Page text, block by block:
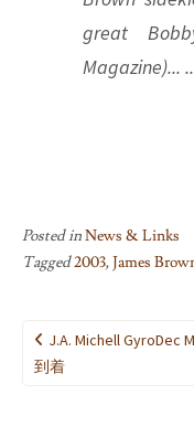
great
Magazine)...
Posted inNews & Links
Tagged2003,James
Post
navigation
J.A. Michell GyroDec
到着